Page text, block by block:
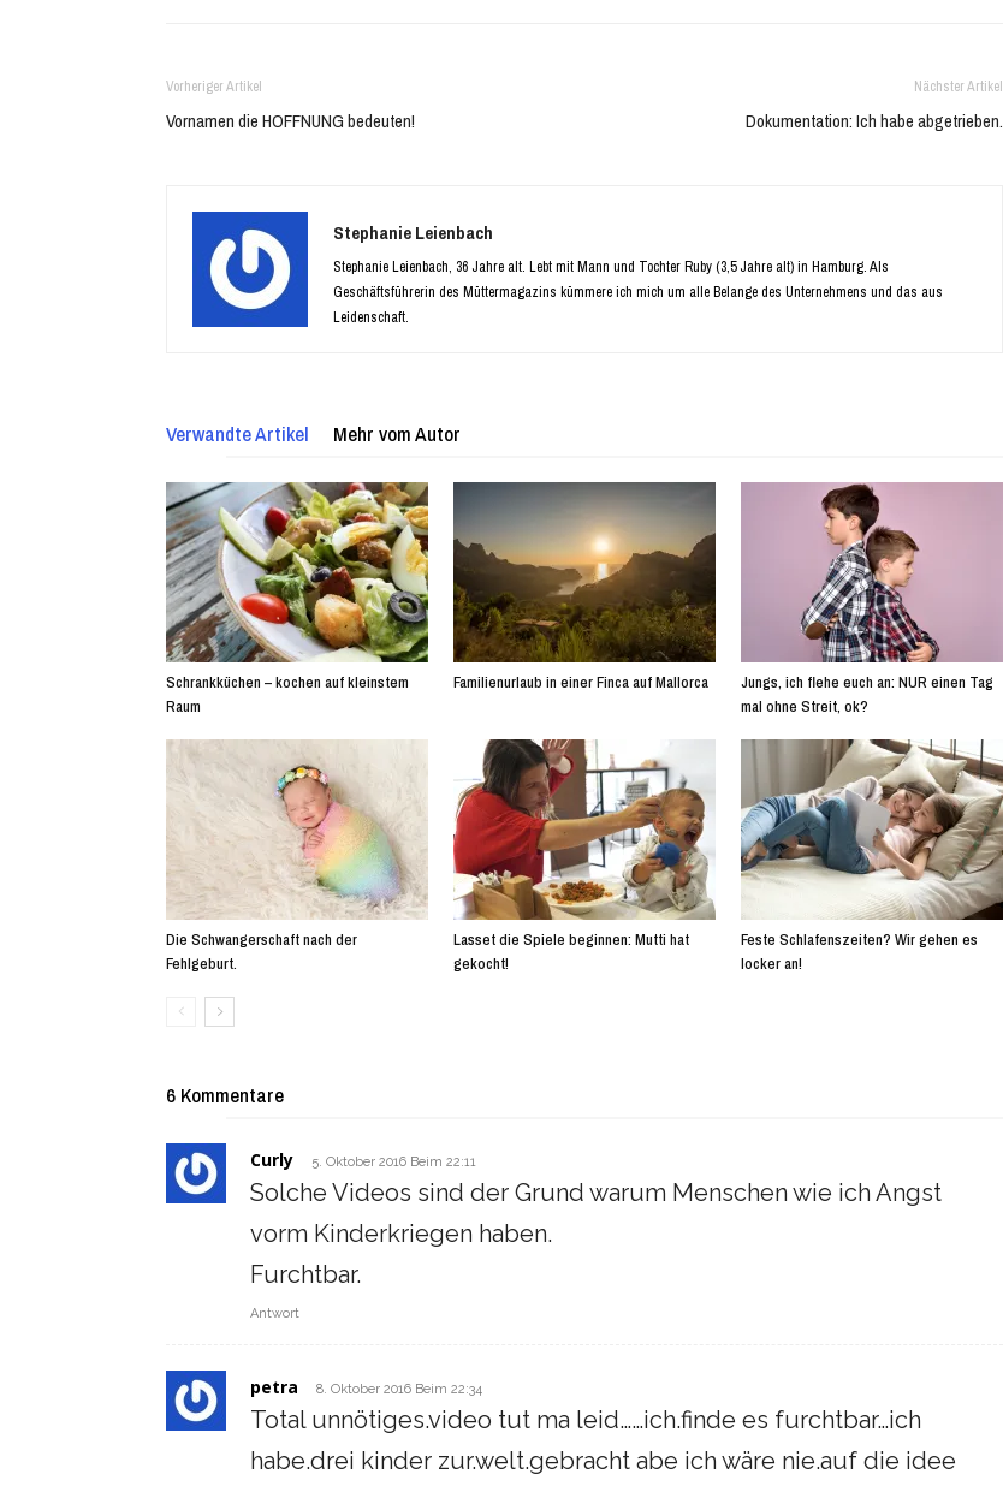
Vorheriger Artikel
Vornamen die HOFFNUNG bedeuten!
Nächster Artikel
Dokumentation: Ich habe abgetrieben.
Stephanie Leienbach
Stephanie Leienbach, 36 Jahre alt. Lebt mit Mann und Tochter Ruby (3,5 Jahre alt) in Hamburg. Als
Geschäftsführerin des Müttermagazins kümmere ich mich um alle Belange des Unternehmens und das aus
Leidenschaft.
Verwandte Artikel Mehr vom Autor
Schrankküchen – kochen auf kleinstem
Raum
Familienurlaub in einer Finca auf Mallorca
Jungs, ich flehe euch an: NUR einen Tag
mal ohne Streit, ok?
Die Schwangerschaft nach der
Fehlgeburt.
Lasset die Spiele beginnen: Mutti hat
gekocht!
Feste Schlafenszeiten? Wir gehen es
locker an!
6 Kommentare
Curly 5. Oktober 2016 Beim 22:11
Solche Videos sind der Grund warum Menschen wie ich Angst
vorm Kinderkriegen haben.
Furchtbar.
Antwort
petra 8. Oktober 2016 Beim 22:34
Total unnötiges.video tut ma leid……ich.finde es furchtbar…ich
habe.drei kinder zur.welt.gebracht abe ich wäre nie.auf die idee